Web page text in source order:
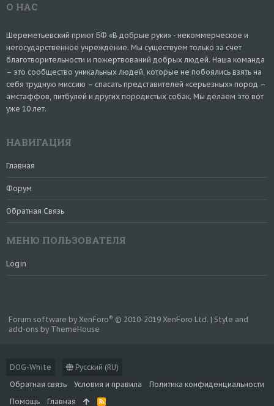
О НАС
Шереметьевский приют БФ «В добрые руки» - некоммерческое и
негосударственное учреждение. Мы существуем только за счет
благотворительности и пожертвований добрых людей. Наша команда
– это сообщество уникальных людей, которые не побоялись взять на
себя трудную миссию – спасать представителей «серьезных» пород –
амстаффов, питбулей и других породистых собак. Мы делаем это вот
уже 10 лет.
НАВИГАЦИЯ
Главная
Форум
Обратная Связь
МЕНЮ ПОЛЬЗОВАТЕЛЯ
Login
DOG-White
Русский (RU)
Обратная связь
Условия и правила
Политика конфиденциальности
Помощь
Главная
R
Forum software by XenForo® © 2010-2019 XenForo Ltd. | Style and
add-ons by ThemeHouse